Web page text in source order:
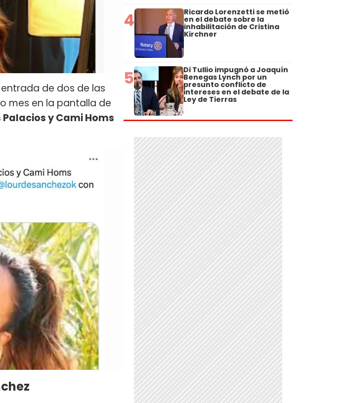
de dos de las
mes en la pantalla de
y Cami Homs
4 Ricardo Lorenzetti se metió
en el debate sobre la
inhabilitación de Cristina
Kirchner
5 Di Tullio impugnó a Joaquín
Benegas Lynch por un
presunto conflicto de
intereses en el debate de la
Ley de Tierras